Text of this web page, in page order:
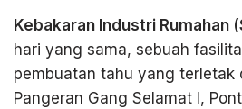
Kebakaran Industri Rumahan
hari yang sama, sebuah
pembuatan tahu yang terletak
Pangeran Gang Selamat I,